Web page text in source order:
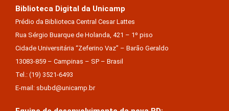
Biblioteca Digital da Unicamp
Prédio da Biblioteca Central Cesar Lattes
Rua Sérgio Buarque de Holanda, 421 – 1º piso
Cidade Universitária “Zeferino Vaz” – Barão Geraldo
13083-859 – Campinas – SP – Brasil
Tel.: (19) 3521-6493
E-mail: sbubd@unicamp.br